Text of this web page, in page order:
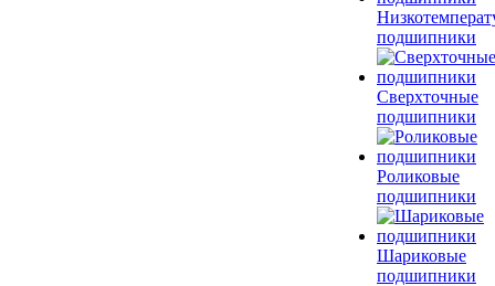
подшипники
Сверхточные
подшипники
Роликовые
подшипники
Шариковые
подшипники